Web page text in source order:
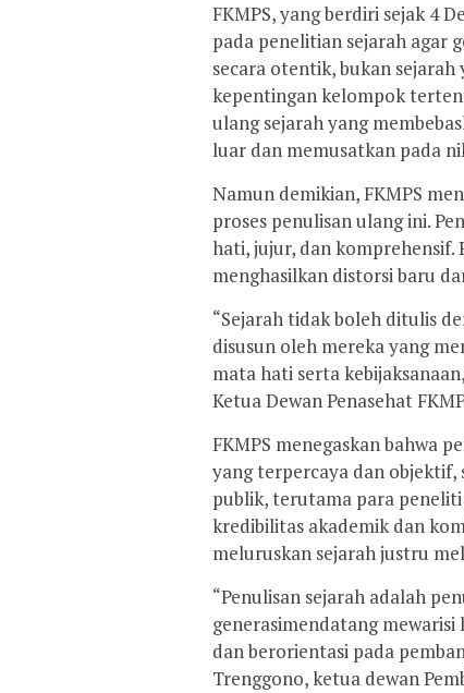
FKMPS, yang berdiri sejak 4
pada penelitian sejarah agar
secara otentik, bukan
kepentingan kelompok
ulang sejarah yang
luar dan memusatkan pada
Namun demikian, FKMPS
proses penulisan ulang ini.
hati, jujur, dan komprehensif.
menghasilkan distorsi baru
“Sejarah tidak boleh ditulis
disusun oleh mereka yang
mata hati serta
Ketua Dewan Penasehat
FKMPS menegaskan bahwa
yang terpercaya dan objektif,
publik, terutama para
kredibilitas akademik dan
meluruskan sejarah justru
“Penulisan sejarah adalah
generasimendatang
dan berorientasi pada
Trenggono, ketua dewan